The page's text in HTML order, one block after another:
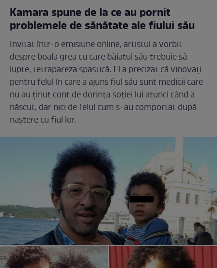
Kamara spune de la ce au pornit
problemele de sănătate ale fiului său
Invitat într-o emisiune online, artistul a vorbit
despre boala grea cu care băiatul său trebuie să
lupte, tetrapareza spastică. El a precizat că vinovați
pentru felul în care a ajuns fiul său sunt medicii care
nu au ținut cont de dorința soției lui atunci când a
născut, dar nici de felul cum s-au comportat după
naștere cu fiul lor.